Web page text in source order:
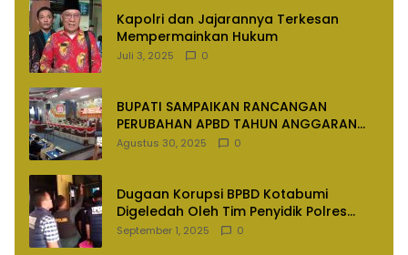
Kapolri dan Jajarannya Terkesan
Mempermainkan Hukum
Juli 3, 2025 0
BUPATI SAMPAIKAN RANCANGAN
PERUBAHAN APBD TAHUN ANGGARAN
2025
Agustus 30, 2025 0
Dugaan Korupsi BPBD Kotabumi
Digeledah Oleh Tim Penyidik Polres
Lampung Utara
September 1, 2025 0